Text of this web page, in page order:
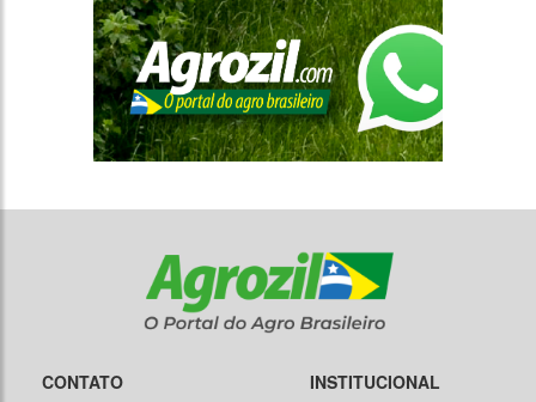
(61) 99650-2473
Quem Somos